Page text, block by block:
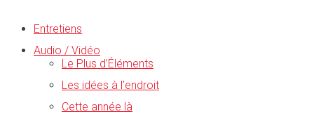
Entretiens
Audio / Vidéo
Le Plus d’Éléments
Les idées à l’endroit
Cette année là